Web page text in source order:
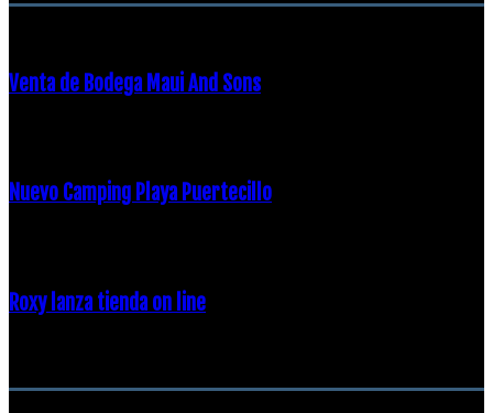
Venta de Bodega Maui And Sons
Nuevo Camping Playa Puertecillo
Roxy lanza tienda on line